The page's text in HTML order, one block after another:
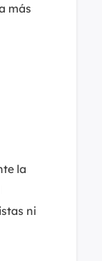
más
la
ni